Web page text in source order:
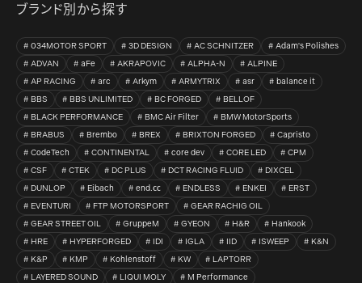
ブランド別から探す
034MOTOR SPORT 3D DESIGN AC SCHNITZER
Adam's Polishes
ADVAN
aFe AKRAPOVIC ALPHA-N
ALPINE
AP RACING
arc Arkym ARMYTRIX asr
balance it
BBS
BBS UNLIMITED BC FORGED
BELLOF
BLACK PERFORMANCE
BMC Air Filter
BMW MotorSports
BRABUS
Brembo BREX BRIXTON FORGED
Capristo
CodeTech
CONTINENTAL core dev CORE LED
CPM
CSF
CTEK DC PLUS DCT RACING FLUID
DIXCEL
DUNLOP
Eibach end.㏄ ENDLESS ENKEI
ERST
EVENTURI
FTP MOTORSPORT
GEAR RACHIG OIL
GEAR STREET OIL
GruppeM GYEON H&R
Hankook
HRE
HYPERFORGED IDI IGLA IID ISWEEP
K&N
K&P
KMP Kohlenstoff KW
LAPTORR
LAYERED SOUND
LIQUI MOLY
M Performance